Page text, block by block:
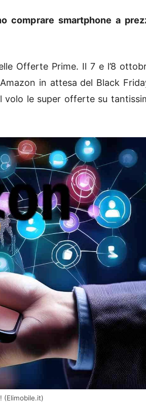
comprare smartphone a
Offerte Prime. Il 7 e l’8
in attesa del Black
volo le super offerte su
(Elimobile.it)